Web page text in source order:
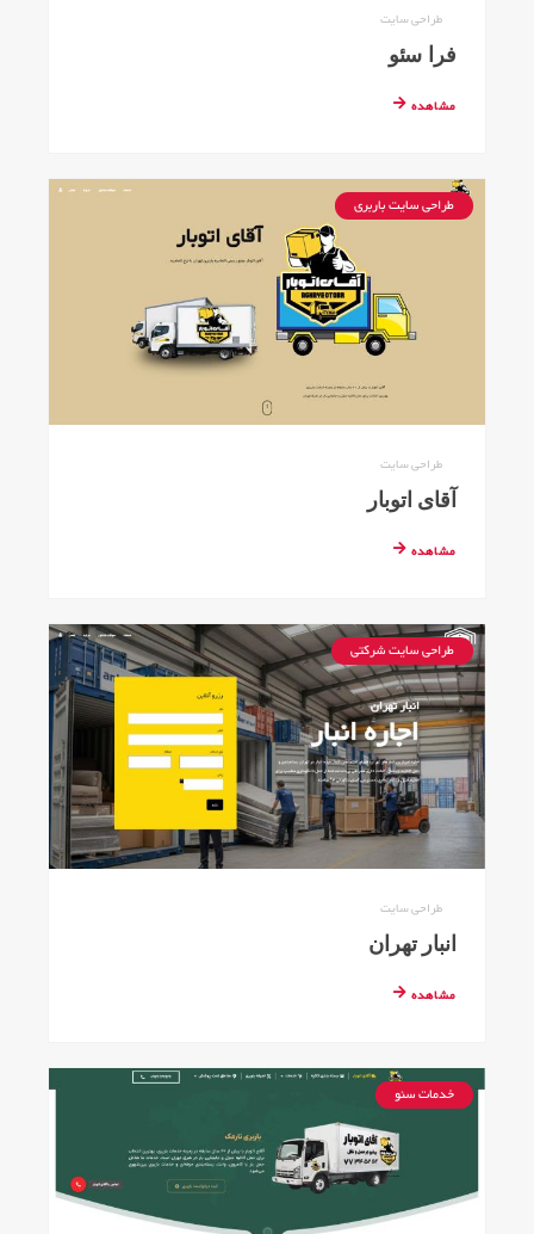
طراحی سایت
فرا سئو
مشاهده
طراحی سایت باربری
طراحی سایت
آقای اتوبار
مشاهده
طراحی سایت شرکتی
طراحی سایت
انبار تهران
مشاهده
خدمات سئو